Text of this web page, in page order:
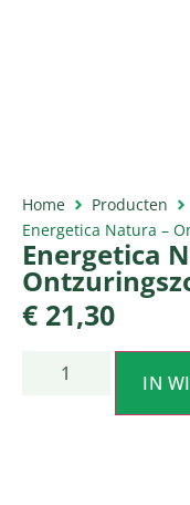
Home
Producten
Energetica Natura –
Energetica
€ 21,30
IN